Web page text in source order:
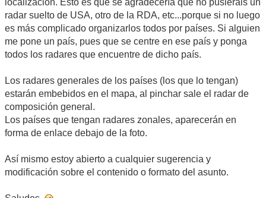
localización. Esto es que se agradecería que no pusierais un
radar suelto de USA, otro de la RDA, etc...porque si no luego
es más complicado organizarlos todos por países. Si alguien
me pone un país, pues que se centre en ese país y ponga
todos los radares que encuentre de dicho país.
Los radares generales de los países (los que lo tengan)
estarán embebidos en el mapa, al pinchar sale el radar de
composición general.
Los países que tengan radares zonales, aparecerán en
forma de enlace debajo de la foto.
Así mismo estoy abierto a cualquier sugerencia y
modificación sobre el contenido o formato del asunto.